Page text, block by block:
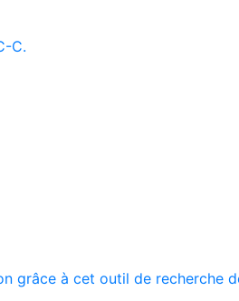
C.
grâce à cet outil de recherche